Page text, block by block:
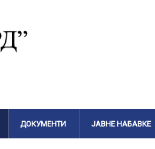
ДОКУМЕНТИ ЈАВНЕ НАБАВКЕ